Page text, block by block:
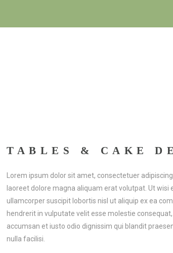
TABLES & CAKE
Lorem ipsum dolor sit amet, consectetuer
laoreet dolore magna aliquam erat volutpat. Ut
ullamcorper suscipit lobortis nisl ut aliquip ex ea
hendrerit in vulputate velit esse molestie
accumsan et iusto odio dignissim qui blandit
nulla facilisi.